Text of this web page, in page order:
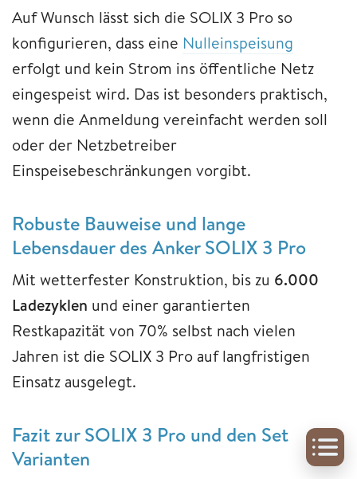
Auf Wunsch lässt sich die SOLIX 3 Pro so
konfigurieren, dass eine Nulleinspeisung
erfolgt und kein Strom ins öffentliche Netz
eingespeist wird. Das ist besonders praktisch,
wenn die Anmeldung vereinfacht werden soll
oder der Netzbetreiber
Einspeisebeschränkungen vorgibt.
Robuste Bauweise und lange
Lebensdauer des Anker SOLIX 3 Pro
Mit wetterfester Konstruktion, bis zu 6.000
Ladezyklen und einer garantierten
Restkapazität von 70% selbst nach vielen
Jahren ist die SOLIX 3 Pro auf langfristigen
Einsatz ausgelegt.
Fazit zur SOLIX 3 Pro und den Set
Varianten